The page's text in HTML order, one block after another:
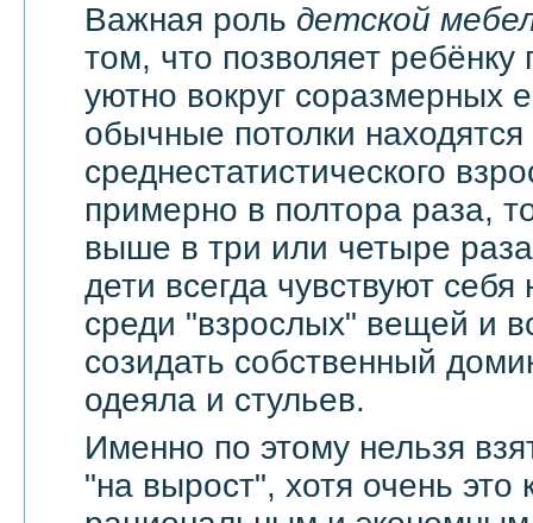
Важная роль детской
том, что позволяет ребёнку
уютно вокруг соразмерных
обычные потолки
среднестатистического
примерно в полтора раза,
выше в три или четыре
дети всегда чувствуют
среди "взрослых" вещей и
созидать собственный
одеяла и стульев.
Именно по этому нельзя
"на вырост", хотя очень это